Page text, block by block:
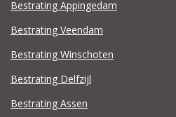
Bestrating Appingedam
Bestrating Veendam
Bestrating Winschoten
Bestrating Delfzijl
Bestrating Assen